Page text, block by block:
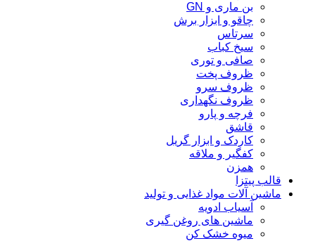
بن ماری و GN
چاقو و ابزار برش
سرتاس
سیخ کباب
صافی و توری
ظروف پخت
ظروف سرو
ظروف نگهداری
فرچه و پارو
قاشق
کاردک و ابزار گریل
کفگیر و ملاقه
همزن
قالب پیتزا
ماشین آلات مواد غذایی و تولید
آسیاب ادویه
ماشین های روغن گیری
میوه خشک کن